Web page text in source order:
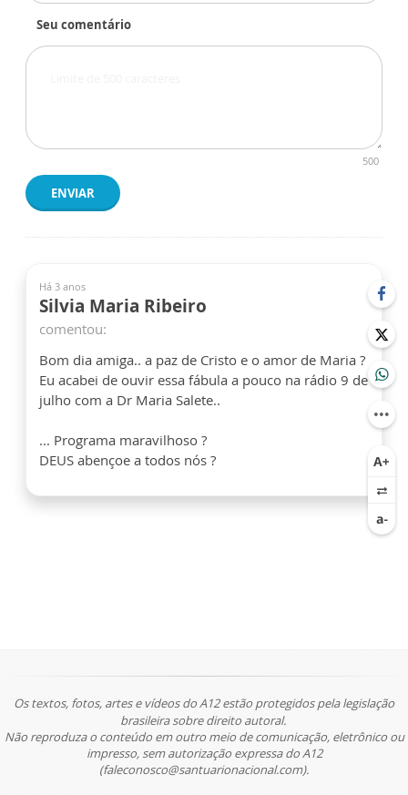
Seu comentário
500
ENVIAR
Há 3 anos
Silvia Maria Ribeiro
comentou:
Bom dia amiga.. a paz de Cristo e o amor de Maria ?
Eu acabei de ouvir essa fábula a pouco na rádio 9 de
julho com a Dr Maria Salete..
... Programa maravilhoso ?
DEUS abençoe a todos nós ?
Os textos, fotos, artes e vídeos do A12 estão protegidos pela legislação
brasileira sobre direito autoral.
Não reproduza o conteúdo em outro meio de comunicação, eletrônico ou
impresso, sem autorização expressa do A12
(faleconosco@santuarionacional.com).